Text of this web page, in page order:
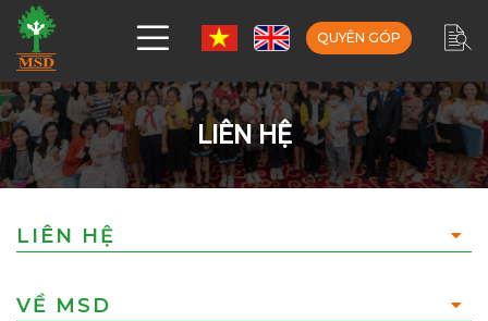
QUYÊN GÓP
LIÊN HỆ
LIÊN HỆ
VỀ MSD